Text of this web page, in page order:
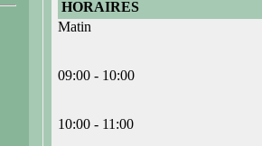
HORAIRES
Matin
09:00 - 10:00
10:00 - 11:00